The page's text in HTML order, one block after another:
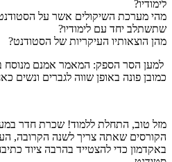
לימודיו?
מהי מערכת השיקולים אשר על
שתשתלב יחד עם לימודיו?
מהן הוצאותיו העיקריות של הסטודנט?
למען הסר הספק: המאמר אמנם מנוסח
כמובן פונה באופן שווה לגברים ונשים
מזל טוב, התחלת ללמוד! שכרת חדר
הקורסים שאתה צריך לשנה הקרובה,
באקדמון כדי להצטייד בהרבה ציוד